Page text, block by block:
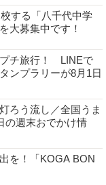
する「八千代中学
大募集中です！
チ旅行！ LINEで
ンプラリーが8月1日
ろう流し／全国うま
の週末おでかけ情
を！「KOGA BON